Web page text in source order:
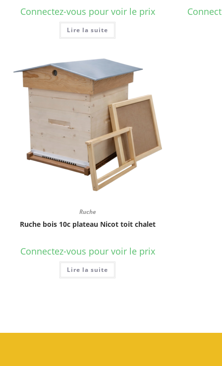
Connectez-vous pour voir le prix
Lire la suite
Ruche
Ruche bois 10c plateau Nicot toit chalet
Connectez-vous pour voir le prix
Lire la suite